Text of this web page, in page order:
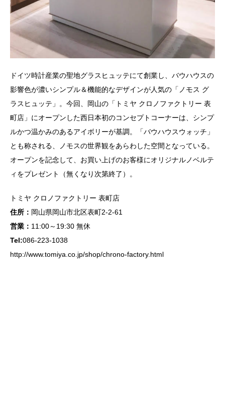
ドイツ時計産業の聖地グラスヒュッテにて創業し、バウハウスの
影響色が濃いシンプル＆機能的なデザインが人気の「ノモス グ
ラスヒュッテ」。今回、岡山の「トミヤ クロノファクトリー 表
町店」にオープンした西日本初のコンセプトコーナーは、シンプ
ルかつ温かみのあるアイボリーが基調。「バウハウスウォッチ」
とも称される、ノモスの世界観をあらわした空間となっている。
オープンを記念して、お買い上げのお客様にオリジナルノベルテ
ィをプレゼント（無くなり次第終了）。
トミヤ クロノファクトリー 表町店
住所： 岡山県岡山市北区表町2-2-61
営業： 11:00～19:30 無休
Tel:086-223-1038
http://www.tomiya.co.jp/shop/chrono-factory.html